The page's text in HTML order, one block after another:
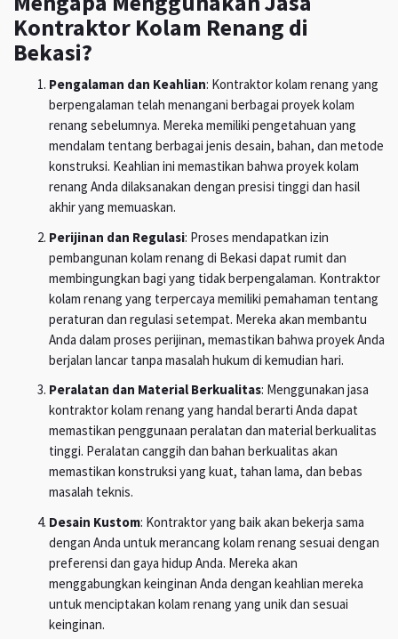
Kontraktor Kolam Renang di
Bekasi?
Pengalaman dan Keahlian: Kontraktor kolam renang yang
berpengalaman telah menangani berbagai proyek kolam
renang sebelumnya. Mereka memiliki pengetahuan yang
mendalam tentang berbagai jenis desain, bahan, dan metode
konstruksi. Keahlian ini memastikan bahwa proyek kolam
renang Anda dilaksanakan dengan presisi tinggi dan hasil
akhir yang memuaskan.
Perijinan dan Regulasi: Proses mendapatkan izin
pembangunan kolam renang di Bekasi dapat rumit dan
membingungkan bagi yang tidak berpengalaman. Kontraktor
kolam renang yang terpercaya memiliki pemahaman tentang
peraturan dan regulasi setempat. Mereka akan membantu
Anda dalam proses perijinan, memastikan bahwa proyek Anda
berjalan lancar tanpa masalah hukum di kemudian hari.
Peralatan dan Material Berkualitas: Menggunakan jasa
kontraktor kolam renang yang handal berarti Anda dapat
memastikan penggunaan peralatan dan material berkualitas
tinggi. Peralatan canggih dan bahan berkualitas akan
memastikan konstruksi yang kuat, tahan lama, dan bebas
masalah teknis.
Desain Kustom: Kontraktor yang baik akan bekerja sama
dengan Anda untuk merancang kolam renang sesuai dengan
preferensi dan gaya hidup Anda. Mereka akan
menggabungkan keinginan Anda dengan keahlian mereka
untuk menciptakan kolam renang yang unik dan sesuai
keinginan.